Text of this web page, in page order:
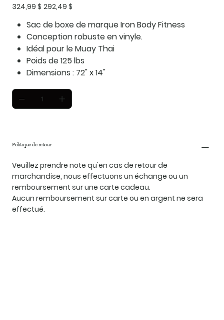
Prix
d’origine
324,99 $
Prix
promotionnel
292,49 $
Sac de boxe de marque Iron Body Fitness
Conception robuste en vinyle.
Idéal pour le Muay Thai
Poids de 125 lbs
Dimensions : 72" x 14"
Politique de retour
Veuillez prendre note qu'en cas de retour de
marchandise, nous effectuons un échange ou un
remboursement sur une carte cadeau.
Aucun remboursement sur carte ou en argent ne sera
effectué.